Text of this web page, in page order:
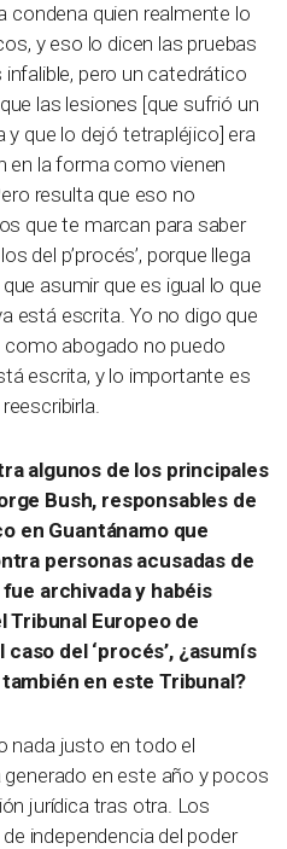
condena quien realmente lo
y eso lo dicen las pruebas
pero un catedrático
las lesiones [que sufrió un
y que lo dejó tetrapléjico] era
en la forma como vienen
resulta que eso no
que te marcan para saber
del p’procés’, porque llega
asumir que es igual lo que
está escrita. Yo no digo que
como abogado no puedo
escrita, y lo importante es
algunos de los principales
Bush, responsables de
en Guantánamo que
personas acusadas de
archivada y habéis
Tribunal Europeo de
del ‘procés’, ¿asumís
en este Tribunal?
nada justo en todo el
en este año y pocos
jurídica tras otra. Los
independencia del poder